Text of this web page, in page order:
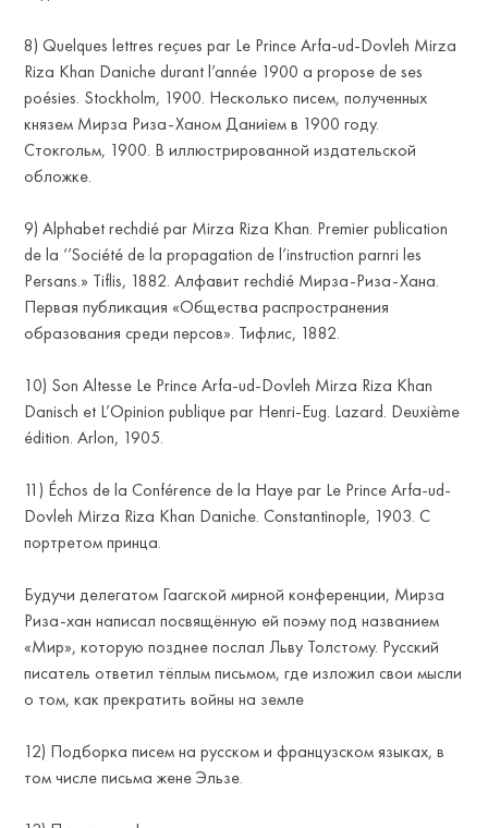
8) Quelques lettres reçues par Le Prince Arfa-ud-Dovleh Mirza
Riza Khan Daniche durant l’année 1900 a propose de ses
poésies. Stockholm, 1900. Несколько писем, полученных
князем Мирза Риза-Ханом Даниiем в 1900 году.
Стокгольм, 1900. В иллюстрированной издательской
обложке.
9) Alphabet rechdié par Mirza Riza Khan. Premier publication
de la ‘’Société de la propagation de l’instruction parnri les
Persans.» Tiflis, 1882. Алфавит rechdié Мирза-Риза-Хана.
Первая публикация «Общества распространения
образования среди персов». Тифлис, 1882.
10) Son Altesse Le Prince Arfa-ud-Dovleh Mirza Riza Khan
Danisch et L’Opinion publique par Henri-Eug. Lazard. Deuxième
édition. Arlon, 1905.
11) Échos de la Conférence de la Haye par Le Prince Arfa-ud-
Dovleh Mirza Riza Khan Daniche. Constantinople, 1903. С
портретом принца.
Будучи делегатом Гаагской мирной конференции, Мирза
Риза-хан написал посвящённую ей поэму под названием
«Мир», которую позднее послал Льву Толстому. Русский
писатель ответил тёплым письмом, где изложил свои мысли
о том, как прекратить войны на земле
12) Подборка писем на русском и французском языках, в
том числе письма жене Эльзе.